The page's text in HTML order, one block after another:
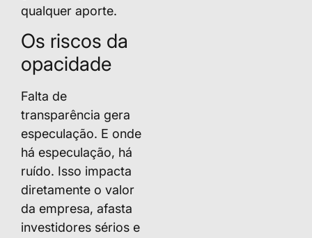
qualquer aporte.
Os riscos da
opacidade
Falta de
transparência gera
especulação. E onde
há especulação, há
ruído. Isso impacta
diretamente o valor
da empresa, afasta
investidores sérios e